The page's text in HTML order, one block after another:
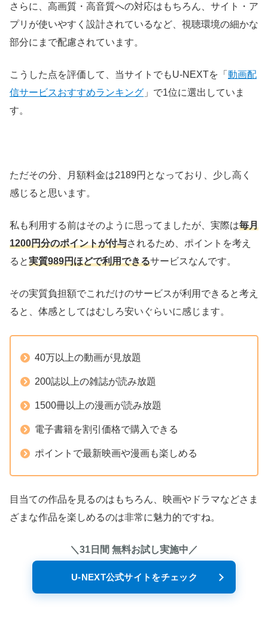
さらに、高画質・高音質への対応はもちろん、サイト・ア
プリが使いやすく設計されているなど、視聴環境の細かな
部分にまで配慮されています。
こうした点を評価して、当サイトでもU-NEXTを「 動画配
信サービスおすすめランキング 」で1位に選出していま
す。
ただその分、月額料金は2189円となっており、少し高く
感じると思います。
私も利用する前はそのように思ってましたが、実際は毎月
1200円分のポイントが付与されるため、ポイントを考え
ると実質989円ほどで利用できるサービスなんです。
その実質負担額でこれだけのサービスが利用できると考え
ると、体感としてはむしろ安いぐらいに感じます。
40万以上の動画が見放題
200誌以上の雑誌が読み放題
1500冊以上の漫画が読み放題
電子書籍を割引価格で購入できる
ポイントで最新映画や漫画も楽しめる
目当ての作品を見るのはもちろん、映画やドラマなどさま
ざまな作品を楽しめるのは非常に魅力的ですね。
＼31日間 無料お試し実施中／
U-NEXT公式サイトをチェック